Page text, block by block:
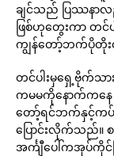
ချင်သည် ပြဿနာလ
ဖြစ်ဟုတွေးကာ
ကျွန်တော့်ဘက်ပိုတို
တင်ပါးမှရှေ့ဗိုက်သ
ကမမကိုနောက်ကနေ
တော့်ရင်ဘက်နှင့်က
ပြောင်းလိုက်သည်။
အင်္ကျီပေါ်ကအုပ်ကို